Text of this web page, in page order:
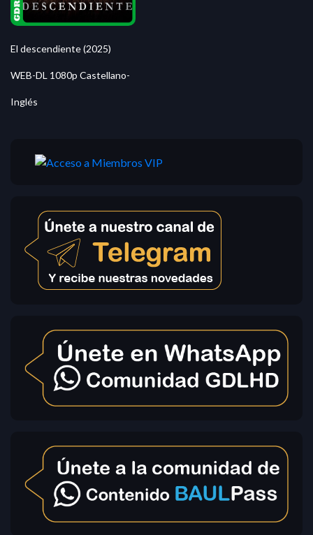
El descendiente (2025)
WEB-DL 1080p Castellano-
Inglés